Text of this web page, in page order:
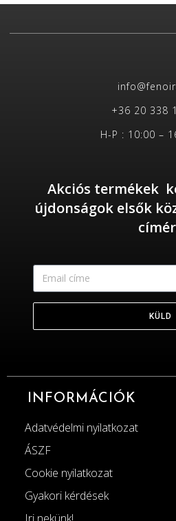
+36 20 338
H-P : 10:00 –
Akciós termékek
újdonságok elsők
KÜLD
INFORMÁCIÓK
Adatvédelmi nyilatkozat
ÁSZF
Cookie nyilatkozat
Gyakori kérdések